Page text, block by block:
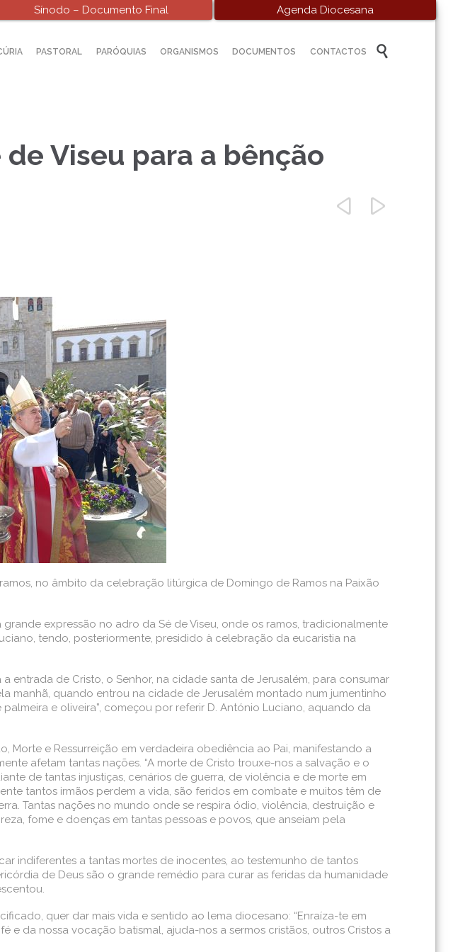
Sínodo – Documento Final Agenda Diocesana
Skip
to
PASTORAL PARÓQUIAS ORGANISMOS DOCUMENTOS CONTACTOS 
Viseu para a bênção
 
no âmbito da celebração litúrgica de Domingo de Ramos na Paixão
expressão no adro da Sé de Viseu, onde os ramos, tradicionalmente
tendo, posteriormente, presidido à celebração da eucaristia na
entrada de Cristo, o Senhor, na cidade santa de Jerusalém, para consumar
manhã, quando entrou na cidade de Jerusalém montado num jumentinho
e oliveira”, começou por referir D. António Luciano, aquando da
Morte e Ressurreição em verdadeira obediência ao Pai, manifestando a
afetam tantas nações. “A morte de Cristo trouxe-nos a salvação e o
de tantas injustiças, cenários de guerra, de violência e de morte em
tantos irmãos perdem a vida, são feridos em combate e muitos têm de
Tantas nações no mundo onde se respira ódio, violência, destruição e
fome e doenças em tantas pessoas e povos, que anseiam pela
indiferentes a tantas mortes de inocentes, ao testemunho de tantos
de Deus são o grande remédio para curar as feridas da humanidade
quer dar mais vida e sentido ao lema diocesano: “Enraíza-te em
e da nossa vocação batismal, ajuda-nos a sermos cristãos, outros Cristos a